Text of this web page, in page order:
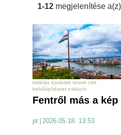
1-12 megjelenítése a(z)
kiállítás épületek tervek cikk
belsőépítészet exkluzív
Fentről más a kép
pt | 2026.05.18. 13:53